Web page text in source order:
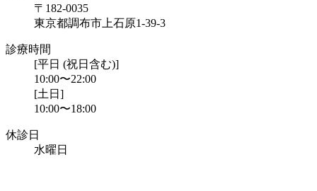
〒182-0035
東京都調布市上石原1-39-3
診療時間
[平日 (祝日含む)]
10:00〜22:00
[土日]
10:00〜18:00
休診日
水曜日